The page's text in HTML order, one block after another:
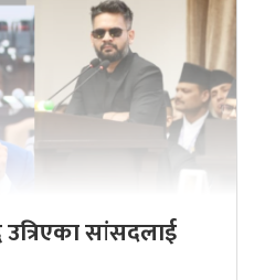
उत्रिएका सांसदलाई